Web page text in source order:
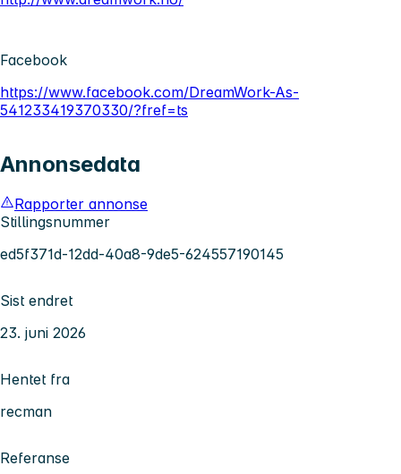
Facebook
https://www.facebook.com/DreamWork-As-
541233419370330/?fref=ts
Annonsedata
Rapporter annonse
Stillingsnummer
ed5f371d-12dd-40a8-9de5-624557190145
Sist endret
23. juni 2026
Hentet fra
recman
Referanse